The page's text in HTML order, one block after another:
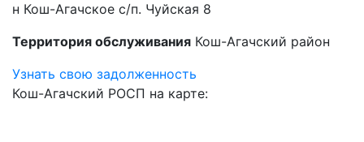
н Кош-Агачское с/п. Чуйская 8
Территория обслуживания Кош-Агачский район
Узнать свою задолженность
Кош-Агачский РОСП на карте: